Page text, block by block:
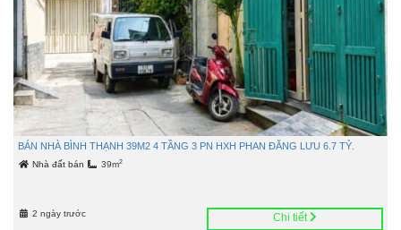
BÁN NHÀ BÌNH THẠNH 39M2 4 TẦNG 3 PN HXH PHAN ĐĂNG LƯU 6.7 TỶ.
Nhà đất bán 39m2
2 ngày trước Chi tiết